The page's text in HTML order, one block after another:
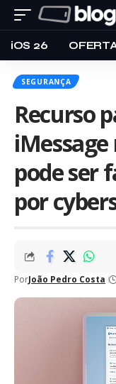
iOS 26
SEGURANÇA
Recurso
iMessage
pode ser
por
PorJoão Pedro Costa